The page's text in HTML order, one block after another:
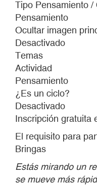
BORRAJAS
Tipo Pensamiento /
Pensamiento
Ocultar imagen
Desactivado
Temas
Actividad
Pensamiento
¿Es un ciclo?
Desactivado
Inscripción gratuita
El requisito para
Bringas
Estás mirando un
se mueve más